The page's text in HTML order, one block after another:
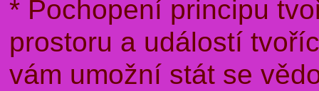
* Pochopení principu
prostoru a událostí
vám umožní stát se